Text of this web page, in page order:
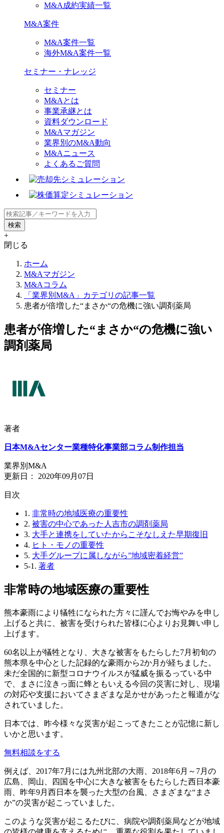
M&A成約実績一覧
M&A案件
M&A案件一覧
海外M&A案件一覧
セミナー・ナレッジ
セミナー
M&Aとは
事業承継とは
資料ダウンロード
M&Aマガジン
業界別のM&A動向
M&Aニュース
よくあるご質問
+
閉じる
ホーム
M&Aマガジン
M&Aコラム
「業界別M&A」カテゴリの記事一覧
患者が倍増した“まさか“の危機に強い調剤薬局
患者が倍増した“まさか“の危機に強い
調剤薬局
著者
日本M&Aセンター業種特化事業部コラム制作担当
業界別M&A
更新日： 2020年09月07日
⽬次
1. 非常時の地域医療の重要性
2. 被害の中心であった人吉市の調剤薬局
3. 大手と連携をしていたからこそなしえた早期復旧
4. ヒト・モノの重要性
5. 大手グループに属しながら”地域密着経営”
5-1. 著者
非常時の地域医療の重要性
熊本豪雨により犠牲になられた方々に謹んでお悔やみを申し
上げると共に、被害を受けられた皆様に心よりお見舞い申し
上げます。
60名以上が犠牲となり、大きな被害をもたらした7月初旬の
熊本県を中心とした記録的な豪雨から2か月が経ちました。
未だ全国的に新型コロナウイルスが猛威を振るっている中
で、まさに泣きっ面に蜂ともいえる今回の災害に対し、現場
の対応や支援においてさまざまな足かせがあったと報道がな
されていました。
日本では、昨今様々な災害が起こってきたことが記憶に新し
いかと思います。
無料相談をする
例えば、2017年7月には九州北部の大雨、2018年6月～7月の
広島、岡山、四国を中心に大きな被害をもたらした西日本豪
雨、昨年9月西日本を襲った大型の台風、さまざまな“まさ
か”の災害が起こっていました。
このような災害が起こるたびに、病院や調剤薬局などが地域